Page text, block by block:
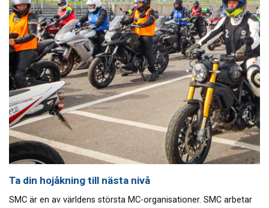
Ta din hojåkning till nästa nivå
SMC är en av världens största MC-organisationer. SMC arbetar